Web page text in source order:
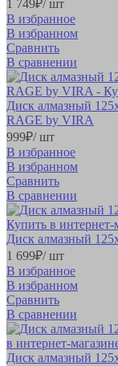
1 749₽/ шт
В избранное
В избранном
Сравнить
В сравнении
Диск алмазный
RAGE by VIRA
999₽/ шт
В избранное
В избранном
Сравнить
В сравнении
Диск алмазный
1 699₽/ шт
В избранное
В избранном
Сравнить
В сравнении
Диск алмазный